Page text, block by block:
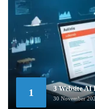
1 3 Website AI
30 November